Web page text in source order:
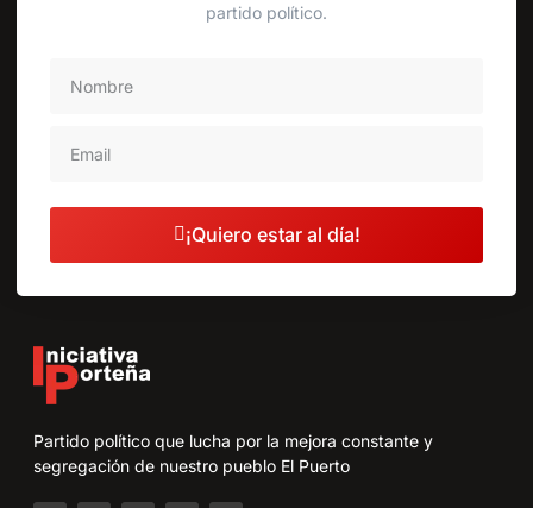
partido político.
¡Quiero estar al día!
Partido político que lucha por la mejora constante y
segregación de nuestro pueblo El Puerto